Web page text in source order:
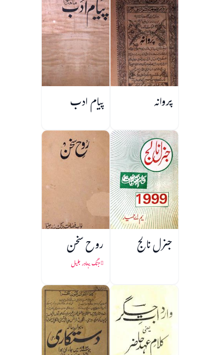
پروانہ پیام ادب
جنرل نالج روح سخن
جنگ بہادر جلیل